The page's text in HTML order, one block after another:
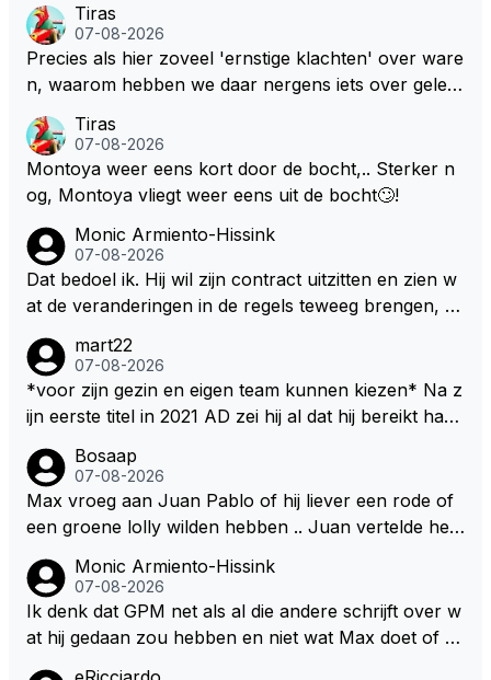
Tiras
07-08-2026
Precies als hier zoveel 'ernstige klachten' over ware
n, waarom hebben we daar nergens iets over gelez
Tiras
07-08-2026
Montoya weer eens kort door de bocht,.. Sterker n
og, Montoya vliegt weer eens uit de bocht🙄!
Monic Armiento-Hissink
07-08-2026
Dat bedoel ik. Hij wil zijn contract uitzitten en zien w
at de veranderingen in de regels teweeg brengen, al
ijn eigen team te kiezen en zijn gezin. hij kan dan zelf
bepalen aan welke races hij mee wil doen en is ook
vaker thuis. Hij zit dan ook niet meer vast aan een c
ntract zou tekenen.
mart22
07-08-2026
*voor zijn gezin en eigen team kunnen kiezen* Na z
ijn eerste titel in 2021 AD zei hij al dat hij bereikt had
aarna nog komt bonus was. Ik denk dat hij dat meen
de en dat hij er nog steeds zo in staat. Nu telt voorn
amelijk het plezier hebben in wat hij doet nog als drij
Nu, met deze auto's??? Met deze regels???
Bosaap
07-08-2026
Max vroeg aan Juan Pablo of hij liever een rode of
een groene lolly wilden hebben .. Juan vertelde hem
het gretig likken aan zijn rode lolly hoorde Juan toc
h echt van Max dat RB hem een contract had aange
boden met een aanzienlijke loonsverhoging maar da
Monic Armiento-Hissink
07-08-2026
Ik denk dat GPM net als al die andere schrijft over w
at hij gedaan zou hebben en niet wat Max doet of wi